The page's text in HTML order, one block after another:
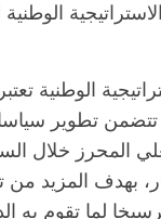
الوطنية
تطوير
المحرز خلال
بهدف المزيد من
وترسيخا لما تقوم